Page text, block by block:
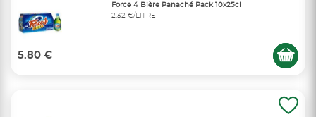
Force 4 Bière Panaché Pack 10x25cl
2,32 €/LITRE
5.80 €